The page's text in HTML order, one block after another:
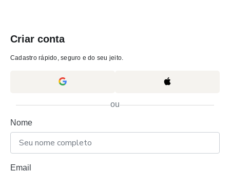
Criar conta
Cadastro rápido, seguro e do seu jeito.
ou
Nome
Email